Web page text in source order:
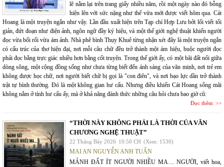
lẽ nằm lại trên trang giấy nhiều năm, rồi một ngày nào đó bỗng
hiện lên với sức nặng như thể vừa mới được viết hôm qua. Cát
Hoang là một truyện ngắn như vậy. Lần đầu xuất hiện trên Tạp chí Hợp Lưu bởi lối viết tối
giản, đứt đoạn như điện ảnh, ngôn ngữ đầy ký hiệu, và một thế giới nghệ thuật khiến người
đọc vừa bối rối vừa ám ảnh. Nhà phê bình Thụy Khuê từng nhận xét đây là một truyện ngắn
có cấu trúc của thơ hiện đại, nơi mỗi câu chữ đều trở thành một ám hiệu, buộc người đọc
phải đọc bằng trực giác nhiều hơn bằng cốt truyện. Trong thế giới ấy, có một bãi đất nổi giữa
dòng sông, một cộng đồng sống như chưa từng biết đến ánh sáng của văn minh, nơi trẻ em
không được học chữ, nơi người biết chữ bị gọi là "con điên", và nơi bạo lực dần trở thành
trật tự bình thường. Đó là một không gian hư cấu. Nhưng điều khiến Cát Hoang sống mãi
không nằm ở tính hư cấu ấy, mà ở khả năng đánh thức những câu hỏi chưa bao giờ cũ:
Đọc thêm
“THỜI NÀY KHÔNG PHẢI LÀ THỜI CỦA VĂN
CHƯƠNG NGHỆ THUẬT”
22 Tháng Bảy 2026 10:50 CH (Xem: 1530)
MAI AN NGUYỄN ANH TUẤN
MẢNH ĐẤT ÍT NGƯỜI NHIỀU MA… NGƯỜI, viết hoa,